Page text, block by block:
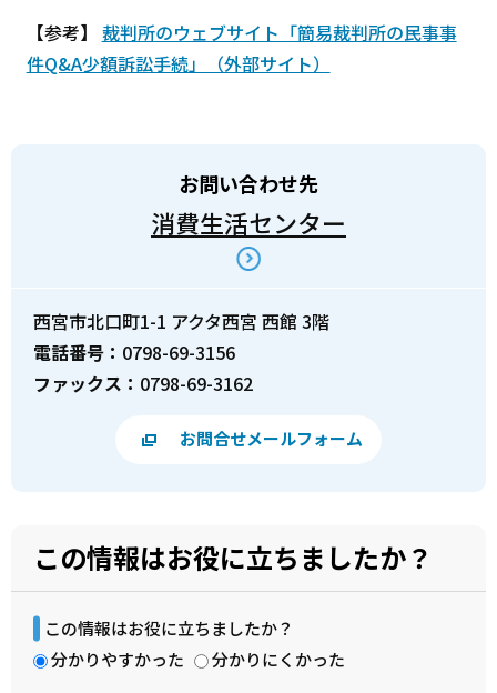
【参考】 裁判所のウェブサイト「簡易裁判所の民事事
件Q&A少額訴訟手続」（外部サイト）
お問い合わせ先
消費生活センター
西宮市北口町1-1 アクタ西宮 西館 3階
電話番号： 0798-69-3156
ファックス： 0798-69-3162
お問合せメールフォーム
この情報はお役に立ちましたか？
この情報はお役に立ちましたか？
分かりやすかった
分かりにくかった